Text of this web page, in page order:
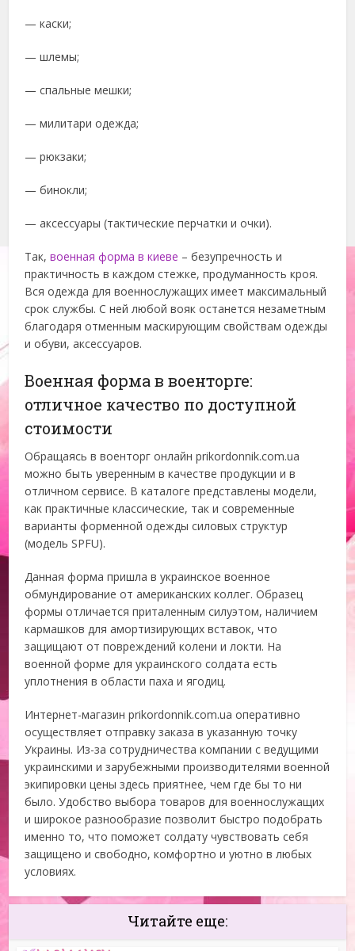
— каски;
— шлемы;
— спальные мешки;
— милитари одежда;
— рюкзаки;
— бинокли;
— аксессуары (тактические перчатки и очки).
Так,военная форма в киеве – безупречность и
практичность в каждом стежке, продуманность кроя.
Вся одежда для военнослужащих имеет максимальный
срок службы. С ней любой вояк останется незаметным
благодаря отменным маскирующим свойствам одежды
и обуви, аксессуаров.
Военная форма в военторге:
отличное качество по доступной
стоимости
Обращаясь в военторг онлайн prikordonnik.com.ua
можно быть уверенным в качестве продукции и в
отличном сервисе. В каталоге представлены модели,
как практичные классические, так и современные
варианты форменной одежды силовых структур
(модель SPFU).
Данная форма пришла в украинское военное
обмундирование от американских коллег. Образец
формы отличается приталенным силуэтом, наличием
кармашков для амортизирующих вставок, что
защищают от повреждений колени и локти. На
военной форме для украинского солдата есть
уплотнения в области паха и ягодиц.
Интернет-магазин prikordonnik.com.ua оперативно
осуществляет отправку заказа в указанную точку
Украины. Из-за сотрудничества компании с ведущими
украинскими и зарубежными производителями военной
экипировки цены здесь приятнее, чем где бы то ни
было. Удобство выбора товаров для военнослужащих
и широкое разнообразие позволит быстро подобрать
именно то, что поможет солдату чувствовать себя
защищено и свободно, комфортно и уютно в любых
условиях.
Читайте еще: